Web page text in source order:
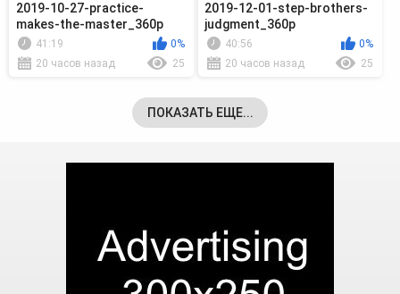
2019-10-27-practice-
makes-the-master_360p
41:19
0%
20 часов назад
25
2019-12-01-step-brothers-
judgment_360p
40:56
0%
20 часов назад
25
ПОКАЗАТЬ ЕЩЕ...